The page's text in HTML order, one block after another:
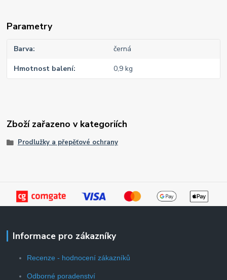
Parametry
Barva černá
Hmotnost balení 0,9 kg
Zboží zařazeno v kategoriích
Prodlužky a přepěťové ochrany
Informace pro zákazníky
Recenze - hodnocení zákazníků
Odborné poradenství